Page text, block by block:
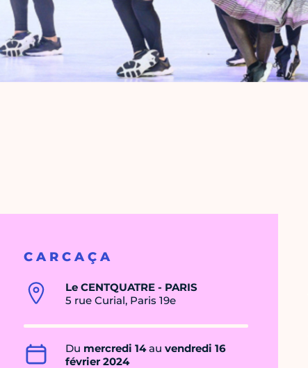
C A R C A Ç A
Le CENTQUATRE - PARIS
5 rue Curial, Paris 19e
Du mercredi 14au vendredi 16
février 2024